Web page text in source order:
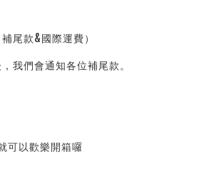
尾款&國際運費）
我們會通知各位補尾款。
可以歡樂開箱囉